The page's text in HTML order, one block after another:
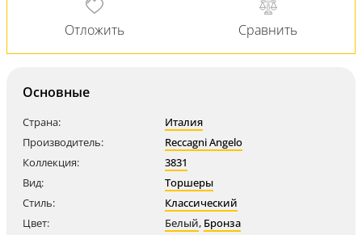
Основные
Страна:
Италия
Производитель:
Reccagni Angelo
Коллекция:
3831
Вид:
Торшеры
Стиль:
Классический
Цвет:
Белый, Бронза